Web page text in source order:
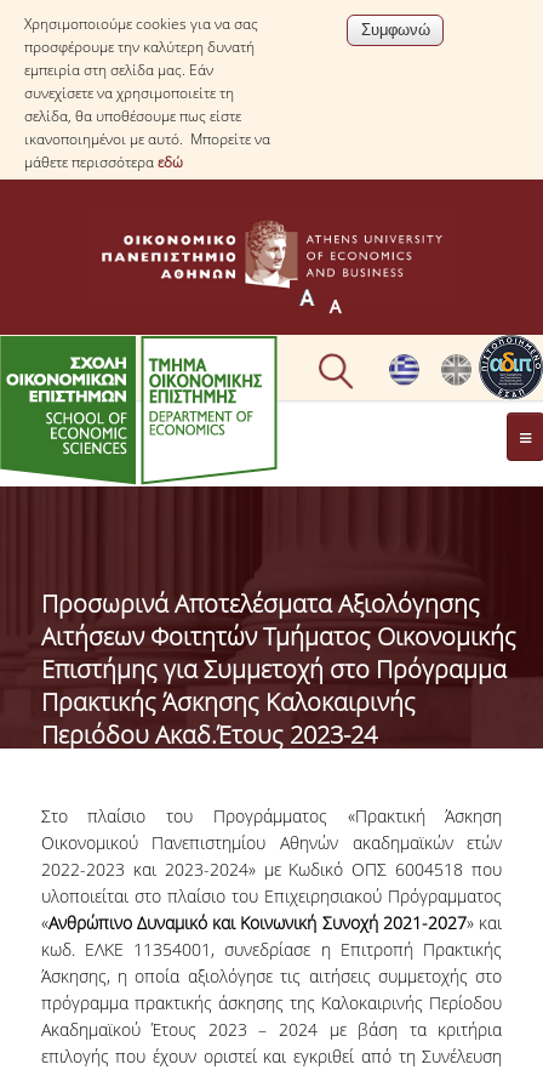
Χρησιμοποιούμε cookies για να σας
προσφέρουμε την καλύτερη δυνατή
εμπειρία στη σελίδα μας. Εάν
συνεχίσετε να χρησιμοποιείτε τη
σελίδα, θα υποθέσουμε πως είστε
ικανοποιημένοι με αυτό. Μπορείτε να
μάθετε περισσότεραεδώ
ΤΟ TΜΗΜΑ
ΔΙΟΙΚΗΣΗ ΤΟΥ ΤΜΗΜΑΤΟΣ
ΓΙΑ ΜΑΘΗΤΕΣ Γ' ΛΥΚΕΙΟΥ
ΑΝΘΡΩΠΙΝΟ ΔΥΝΑΜΙΚΟ
ΜΕΛΗ ΔΕΠ
ΕΠΙΤΙΜΟΙ ΔΙΔΑΚΤΟΡΕΣ
ΜΕΤΑΔΙΔΑΚΤΟΡΕΣ
ΕΙΔΙΚΟ ΠΡΟΣΩΠΙΚΟ
ΑΚΑΔΗΜΑΪΚΟΙ ΥΠΟΤΡΟΦΟΙ
ΕΝΤΕΤΑΛΜΕΝΟΙ ΔΙΔΑΣΚΟΝΤΕΣ
Προσωρινά Αποτελέσματα Αξιολόγησης
Αιτήσεων Φοιτητών Τμήματος Οικονομικής
Επιστήμης για Συμμετοχή στο Πρόγραμμα
Πρακτικής Άσκησης Καλοκαιρινής
Περιόδου Ακαδ.Έτους 2023-24
Στο πλαίσιο του Προγράμματος «Πρακτική Άσκηση
Οικονομικού Πανεπιστημίου Αθηνών ακαδημαϊκών ετών
2022-2023 και 2023-2024» με Κωδικό ΟΠΣ 6004518 που
υλοποιείται στο πλαίσιο του Επιχειρησιακού Πρόγραμματος
«Ανθρώπινο Δυναμικό και Κοινωνική Συνοχή 2021-2027» και
κωδ. ΕΛΚΕ 11354001, συνεδρίασε η Επιτροπή Πρακτικής
Άσκησης, η οποία αξιολόγησε τις αιτήσεις συμμετοχής στο
πρόγραμμα πρακτικής άσκησης της Καλοκαιρινής Περίοδου
Ακαδημαϊκού Έτους 2023 – 2024 με βάση τα κριτήρια
επιλογής που έχουν οριστεί και εγκριθεί από τη Συνέλευση